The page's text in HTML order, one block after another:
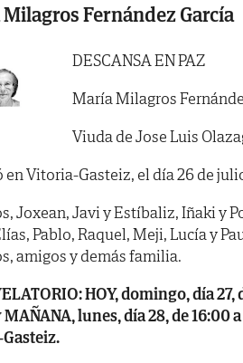
Fernández García
DESCANSA EN PAZ
María Milagros
Viuda de Jose Luis
en Vitoria-Gasteiz, el día 26 de
Joxean, Javi y Estíbaliz, Iñaki y
Pablo, Raquel, Meji, Lucía y
amigos y demás familia.
HOY, domingo, día 27,
lunes, día 28, de 16:00